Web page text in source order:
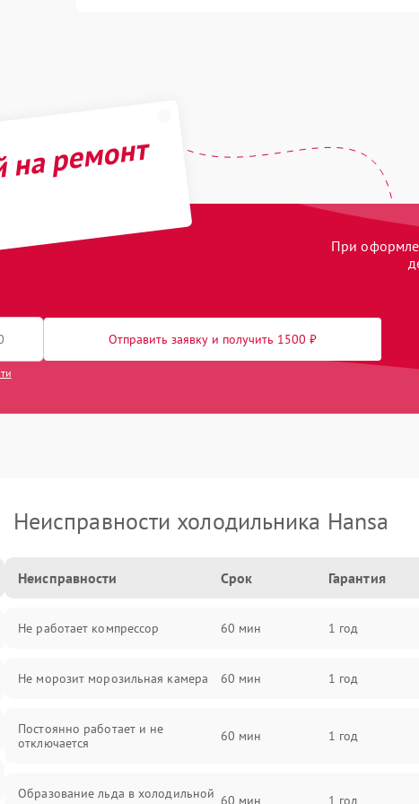
ремонт
При
Отправить заявку и получить 1500 ₽
Неисправности холодильника Hansa
Неисправности Срок Гарантия
Не работает компрессор 60 мин 1 год
Не морозит морозильная камера 60 мин 1 год
Постоянно работает и не
отключается
60 мин 1 год
Образование льда в холодильной 60 мин 1 год